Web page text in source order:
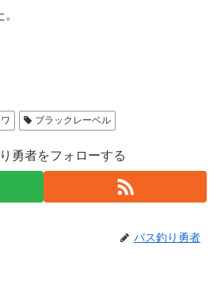
ブラックレーベル
勇者をフォローする
バス釣り勇者